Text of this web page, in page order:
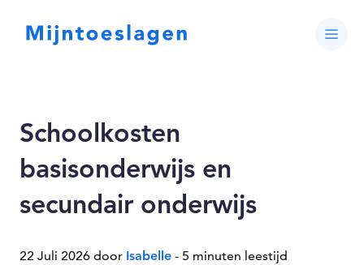
Schoolkosten
basisonderwijs en
secundair onderwijs
22 Juli 2026 door Isabelle - 5 minuten leestijd